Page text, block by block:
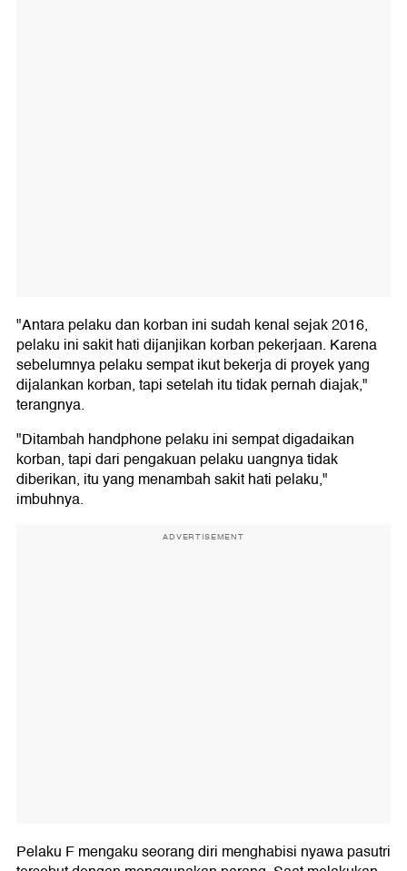
"Antara pelaku dan korban ini sudah kenal sejak 2016,
pelaku ini sakit hati dijanjikan korban pekerjaan. Karena
sebelumnya pelaku sempat ikut bekerja di proyek yang
dijalankan korban, tapi setelah itu tidak pernah diajak,"
terangnya.
"Ditambah handphone pelaku ini sempat digadaikan
korban, tapi dari pengakuan pelaku uangnya tidak
diberikan, itu yang menambah sakit hati pelaku,"
imbuhnya.
ADVERTISEMENT
Pelaku F mengaku seorang diri menghabisi nyawa pasutri